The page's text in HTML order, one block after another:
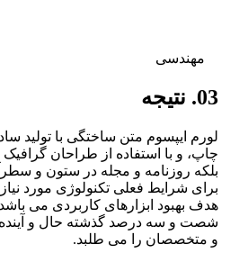
مهندسی
03. نتیجه
لورم ایپسوم متن ساختگی با تولید
چاپ، و با استفاده از طراحان
بلکه روزنامه و مجله در ستون و
برای شرایط فعلی تکنولوژی مورد
هدف بهبود ابزارهای کاربردی می
شصت و سه درصد گذشته حال و
و متخصصان را می طلبد.